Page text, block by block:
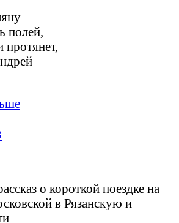
полей,
ндрей
о короткой поездке на
в Рязанскую и